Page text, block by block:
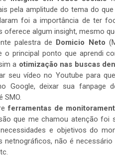
pela amplitude do tema do
foi a importância de ter
oferece algum insight, mesmo
palestra de Domicio Neto
o principal ponto que aprendi
a otimização nas buscas
seu vídeo no Youtube para
Google, deixar sua fanpage
SMO.
ferramentas de
que me chamou atenção foi
e objetivos do
netnográficos, não é